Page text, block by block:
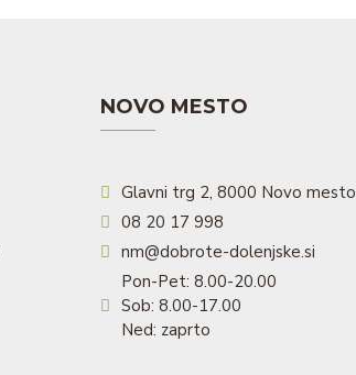
NOVO MESTO
Glavni trg 2, 8000 Novo mesto
08 20 17 998
nm@dobrote-dolenjske.si
Pon-Pet: 8.00-20.00
Sob: 8.00-17.00
Ned: zaprto